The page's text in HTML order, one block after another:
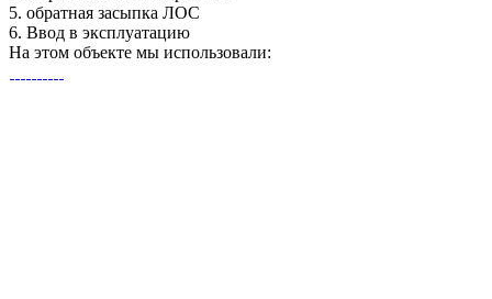
5. обратная засыпка ЛОС
6. Ввод в эксплуатацию
На этом объекте мы использовали: